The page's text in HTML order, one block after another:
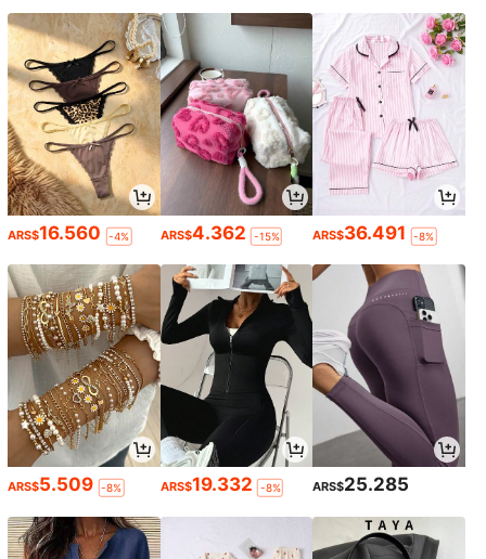
ARS$16.560 -4% ARS$4.362 -15% ARS$36.491 -8%
ARS$5.509 -8% ARS$19.332 -8% ARS$25.285